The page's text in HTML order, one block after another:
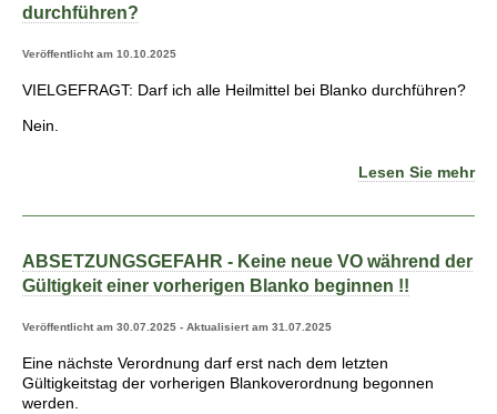
durchführen?
Veröffentlicht am 10.10.2025
VIELGEFRAGT: Darf ich alle Heilmittel bei Blanko durchführen?
Nein.
Lesen Sie mehr
ABSETZUNGSGEFAHR - Keine neue VO während der
Gültigkeit einer vorherigen Blanko beginnen !!
Veröffentlicht am 30.07.2025 - Aktualisiert am 31.07.2025
Eine nächste Verordnung darf erst nach dem letzten
Gültigkeitstag der vorherigen Blankoverordnung begonnen
werden.